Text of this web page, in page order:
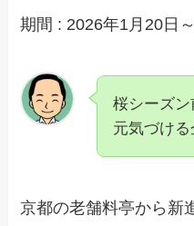
期間 : 2026年1月20日
桜シーズ
元気づける
京都の老舗料亭から新